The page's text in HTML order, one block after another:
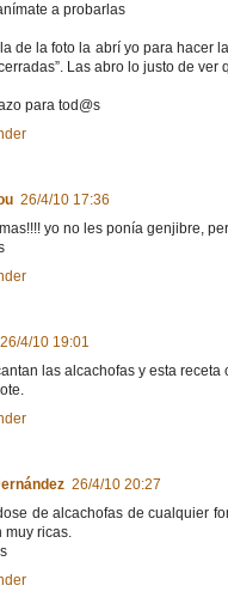
a probarlas
la de la foto la abrí yo para hacer
Las abro lo justo de
para tod@s
26/4/10 17:36
yo no les ponía genjibre,
26/4/10 19:01
las alcachofas y esta
26/4/10 20:27
de alcachofas de cualquier
muy ricas.